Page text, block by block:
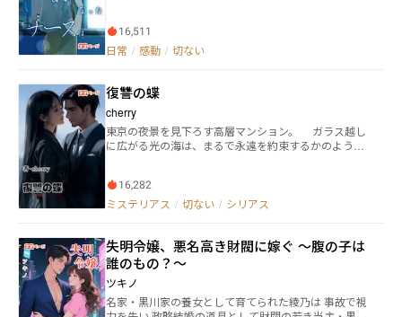
をきっかけに、針にトラウマを抱えてしまう。 針刺し
業務ができなくなったことで病院を退職し、デイサー
ふたたび医療現場に戻るべく「まなべ精神科クリニッ
ク」の門を叩く―― 精神科訪問看護、そしてカフェ＆バー
「Toute La Journée」を中心に繰り広げられるヒュー
マンドラマ。 表紙イラスト：ネモフィラさま
16,511
日常 / 感動 / 切ない
復讐の蝶
cherry
東京の夜景を見下ろす高層マンション。 ガラス越し
に広がる光の海は、まるで永遠を約束するかのように
に向かないの？」 美緒《みお》は、寝室で穏やかに
眠る夫・蓮司《れんじ》を見つめながら、胸の奥に押
で食卓を囲み、寄り添って生きていく未来を疑いもせ
ず信じてきた。 けれど、その信頼は音もなく崩れ落
ちていた。 スマホに残された見知らぬ女の名。 枕
元に漂う、嗅いだことのない 甘やかな香水の匂い。
そして、偶然見てしまった―― 彼が別の女を抱きしめる
16,282
ミステリアス / 切ない / シリアス
失明令嬢、悪名高き財閥に嫁ぐ ～腹の子は
誰のもの？～
ツキノ
名家・黒川家の養女として育てられた綾乃は 事故で視